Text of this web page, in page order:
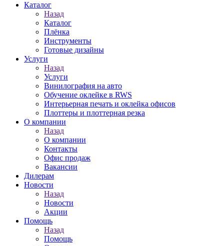
Каталог
Назад
Каталог
Плёнка
Инструменты
Готовые дизайны
Услуги
Назад
Услуги
Винилография на авто
Обучение оклейке в RWS
Интерьерная печать и оклейка офисов
Плоттеры и плоттерная резка
О компании
Назад
О компании
Контакты
Офис продаж
Вакансии
Дилерам
Новости
Назад
Новости
Акции
Помощь
Назад
Помощь